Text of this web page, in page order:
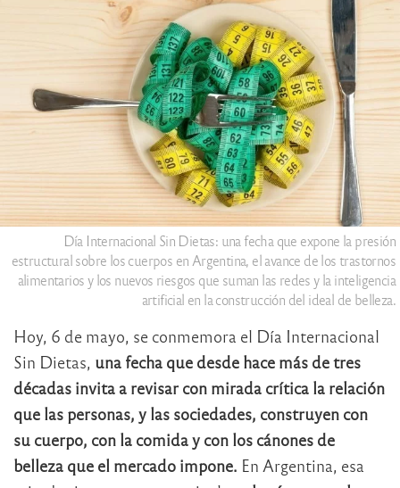
Día Internacional Sin Dietas: una fecha que expone la presión
estructural sobre los cuerpos en Argentina, el avance de los trastornos
alimentarios y los nuevos riesgos que suman las redes y la inteligencia
artificial en la construcción del ideal de belleza.
Hoy, 6 de mayo, se conmemora el Día Internacional
Sin Dietas, una fecha que desde hace más de tres
décadas invita a revisar con mirada crítica la relación
que las personas, y las sociedades, construyen con
su cuerpo, con la comida y con los cánones de
belleza que el mercado impone. En Argentina, esa